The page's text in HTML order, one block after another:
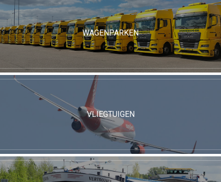
WAGENPARKEN
VLIEGTUIGEN